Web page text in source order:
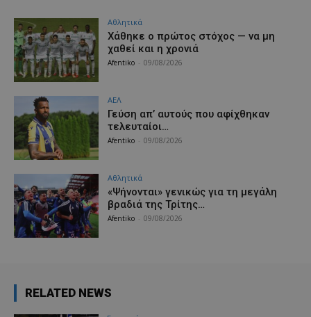
Αθλητικά
Χάθηκε ο πρώτος στόχος — να μη
χαθεί και η χρονιά
Afentiko 09/08/2026
ΑΕΛ
Γεύση απ’ αυτούς που αφίχθηκαν
τελευταίοι…
Afentiko 09/08/2026
Αθλητικά
«Ψήνονται» γενικώς για τη μεγάλη
βραδιά της Τρίτης…
Afentiko 09/08/2026
RELATED NEWS